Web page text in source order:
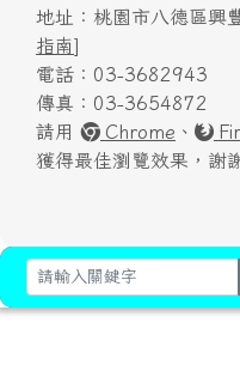
地址：桃園市八德區興
指南]
電話：03-3682943
傳真：03-3654872
請用
Chrome 、
獲得最佳瀏覽效果，謝